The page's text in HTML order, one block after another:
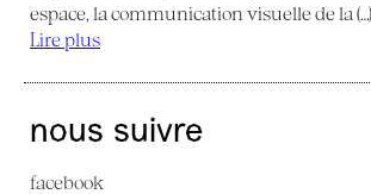
espace, la communication visuelle de la (…)
Lire plus
nous suivre
facebook